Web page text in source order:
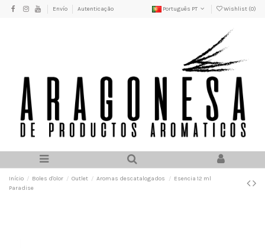
Envío Autenticação Português PT Wishlist (0)
Início Boles d'olor Outlet Aromas descatalogados
Esencia 12 ml
Paradise